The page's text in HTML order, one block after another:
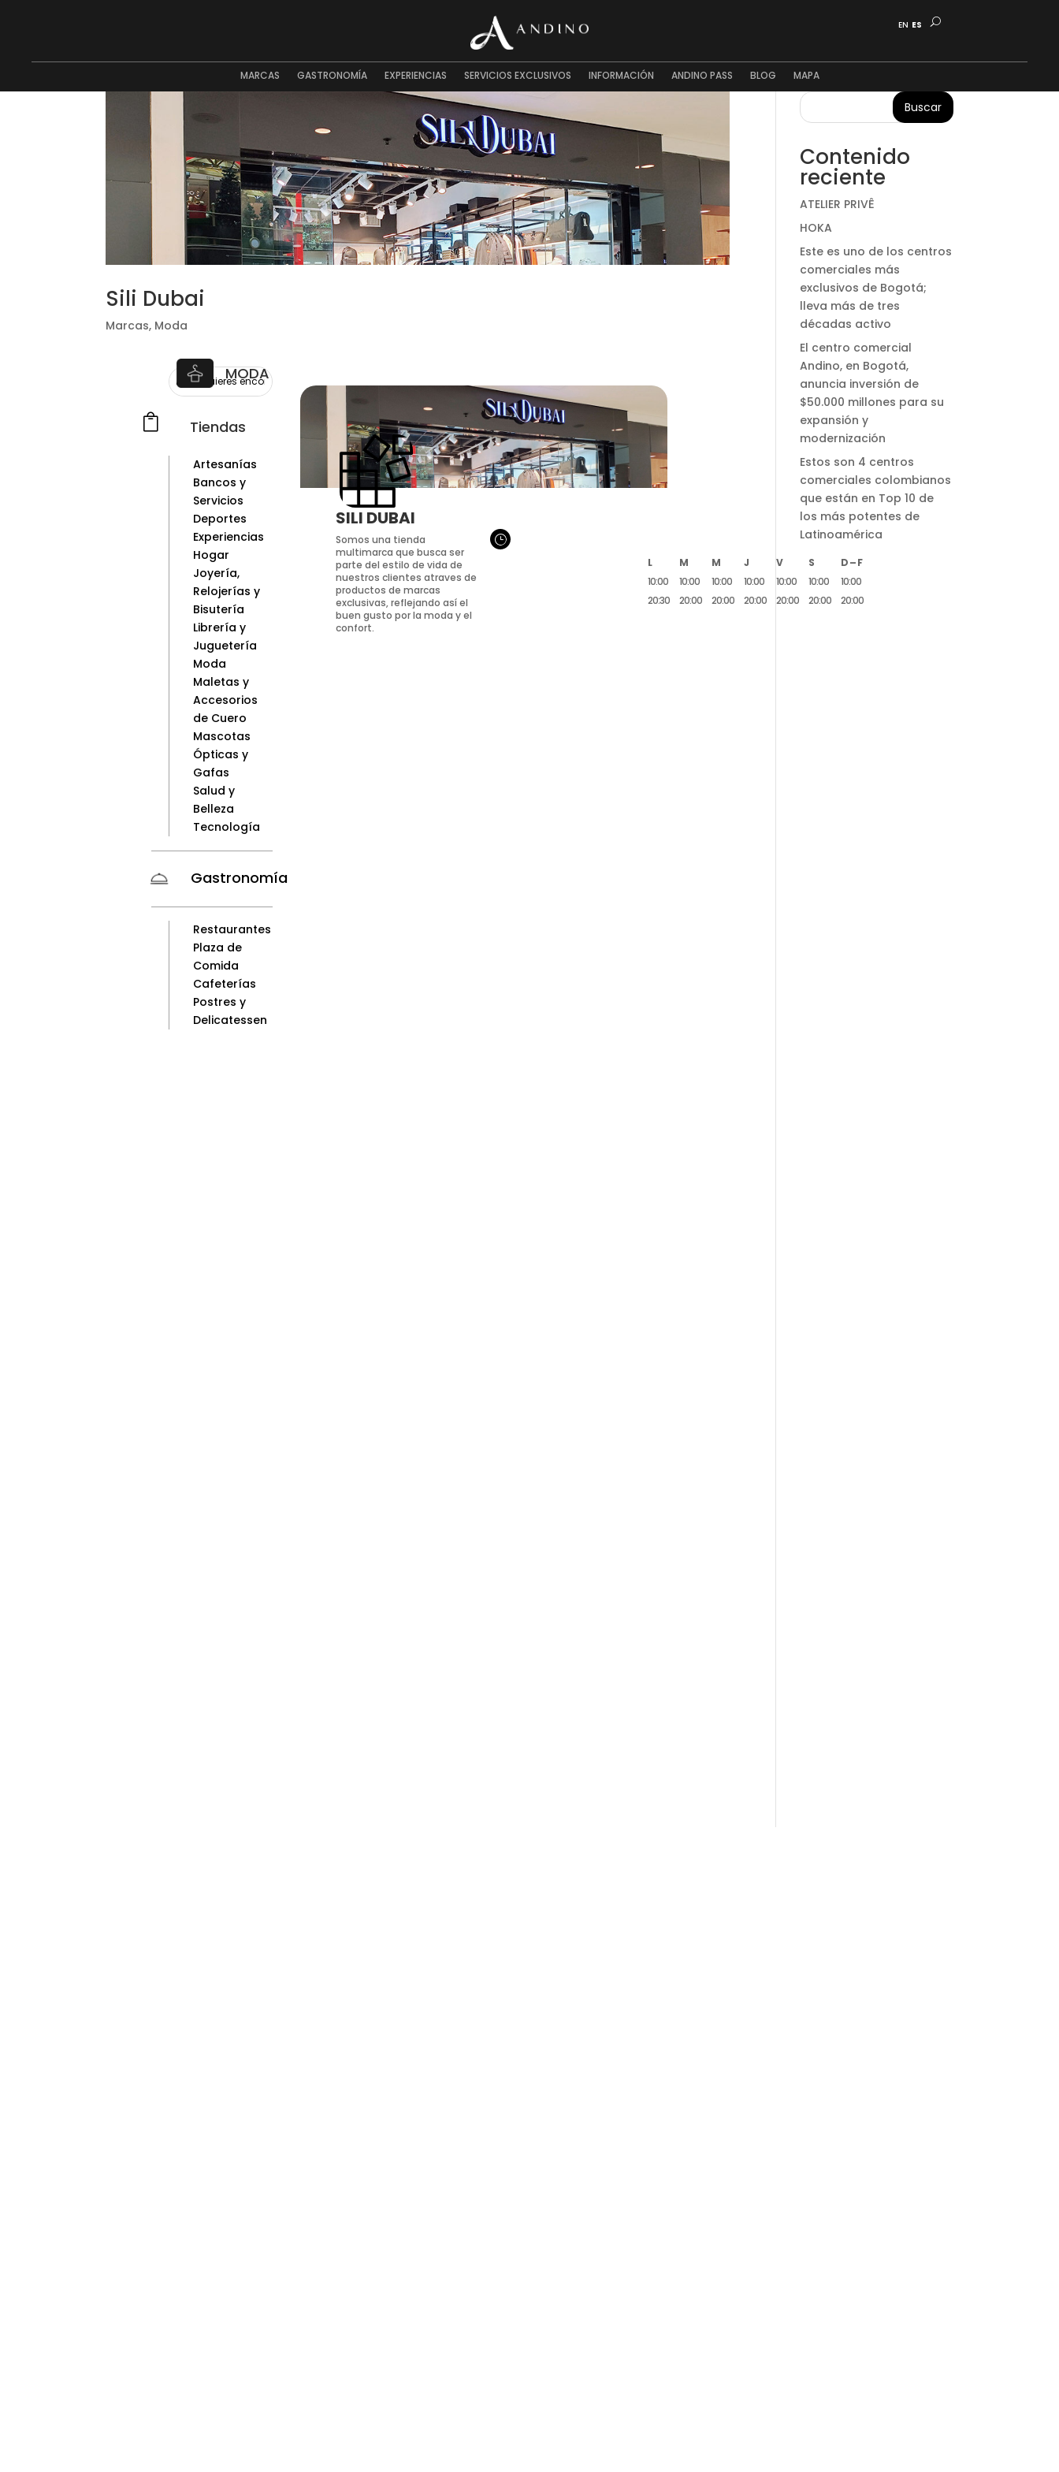
EN ES
MARCAS GASTRONOMÍA EXPERIENCIAS SERVICIOS EXCLUSIVOS INFORMACIÓN ANDINO PASS BLOG MAPA
Sili Dubai
Marcas, Moda
 Tiendas
Artesanías
Bancos y
Servicios
Deportes
Experiencias
Hogar
Joyería,
Relojerías y
Bisutería
Librería y
Juguetería
Moda
Maletas y
Accesorios
de Cuero
Mascotas
Ópticas y
Gafas
Salud y
Belleza
Tecnología
Gastronomía
Restaurantes
Plaza de
Comida
Cafeterías
Postres y
Delicatessen
MODA
SILI DUBAI
Somos una tienda
multimarca que busca ser
parte del estilo de vida de
nuestros clientes atraves de
productos de marcas
exclusivas, reflejando así el
buen gusto por la moda y el
confort.
L M M J V S
D – F
10:00
20:30
10:00
20:00
10:00
20:00
10:00
20:00
10:00
20:00
10:00
20:00
10:00
20:00
}
Buscar
Contenido
reciente
ATELIER PRIVÊ
HOKA
Este es uno de los centros
comerciales más
exclusivos de Bogotá;
lleva más de tres
décadas activo
El centro comercial
Andino, en Bogotá,
anuncia inversión de
$50.000 millones para su
expansión y
modernización
Estos son 4 centros
comerciales colombianos
que están en Top 10 de
los más potentes de
Latinoamérica